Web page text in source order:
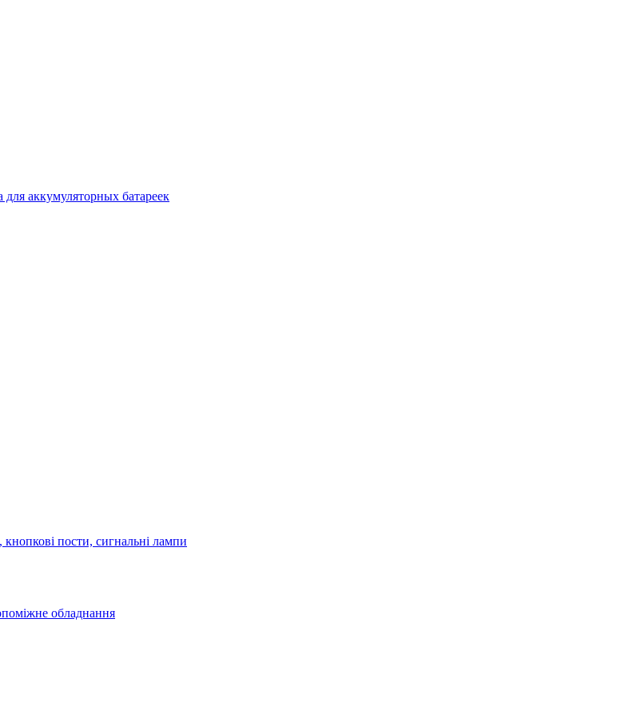
для аккумуляторных батареек
пости, сигнальні лампи
обладнання